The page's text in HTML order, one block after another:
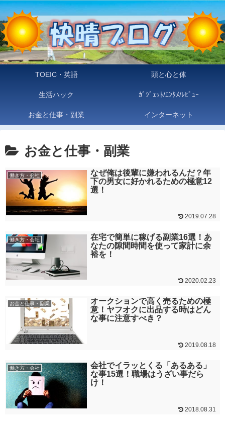
TOEIC・英語 頭と心と体
生活ハック ｶﾞｼﾞｪｯﾄ/ｴﾝﾀﾒ/ﾚﾋﾞｭｰ
お金と仕事・副業 インターネット
お金と仕事・副業
働き方・会社
なぜ俺は後輩に嫌われるんだ？年
下の男女に好かれるための極意12
選！
2019.07.28
働き方・会社
在宅で簡単に稼げる副業16選！あ
なたの隙間時間を使って家計に余
裕を！
2020.02.23
お金と仕事・副業
オークションで高く売るための極
意！ヤフオクに出品する時はどん
な事に注意すべき？
2019.08.18
働き方・会社
会社でイラッとくる「あるある」
な事15選！職場はうざい事だら
け！
2018.08.31